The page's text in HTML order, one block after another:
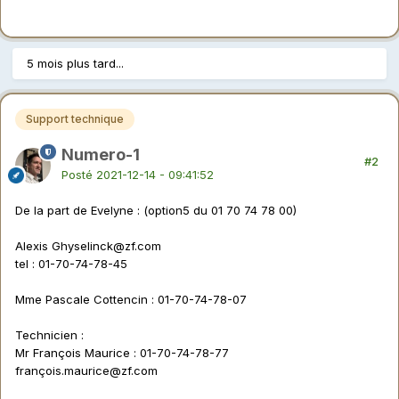
5 mois plus tard...
Support technique
Numero-1
Posté 2021-12-14 - 09:41:52
#2
De la part de Evelyne : (option5 du 01 70 74 78 00)
Alexis Ghyselinck@zf.com
tel : 01-70-74-78-45
Mme Pascale Cottencin : 01-70-74-78-07
Technicien :
Mr François Maurice : 01-70-74-78-77
françois.maurice@zf.com